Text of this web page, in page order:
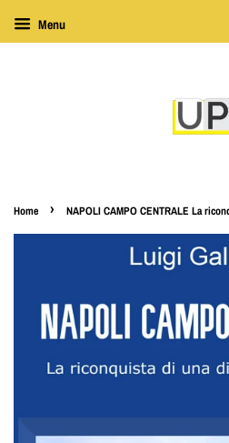
Menu
Home › NAPOLI CAMPO CENTRALE La